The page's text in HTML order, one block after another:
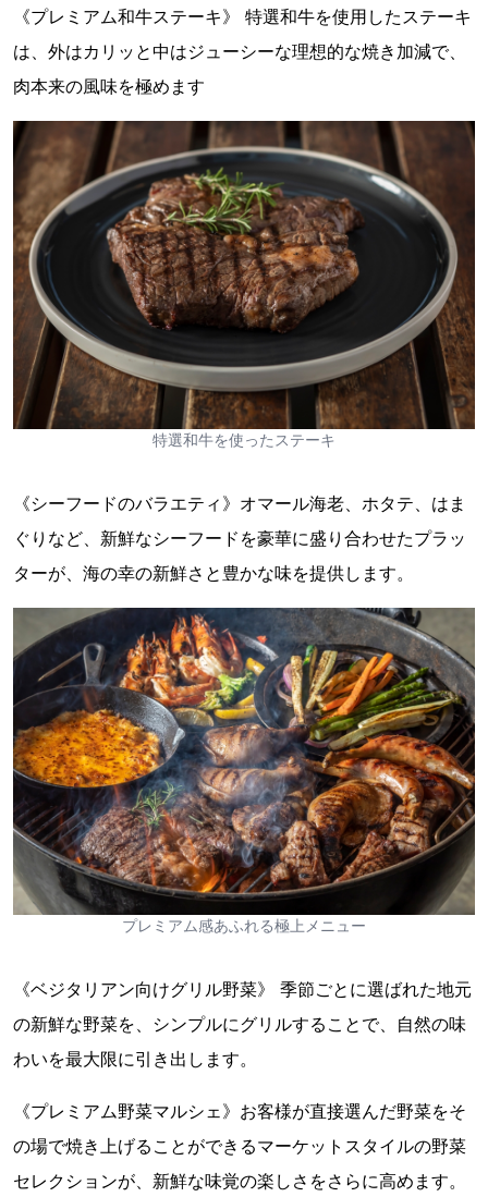
《プレミアム和牛ステーキ》 特選和牛を使用したステーキ
は、外はカリッと中はジューシーな理想的な焼き加減で、
肉本来の風味を極めます
特選和牛を使ったステーキ
《シーフードのバラエティ》オマール海老、ホタテ、はま
ぐりなど、新鮮なシーフードを豪華に盛り合わせたプラッ
ターが、海の幸の新鮮さと豊かな味を提供します。
プレミアム感あふれる極上メニュー
《ベジタリアン向けグリル野菜》 季節ごとに選ばれた地元
の新鮮な野菜を、シンプルにグリルすることで、自然の味
わいを最大限に引き出します。
《プレミアム野菜マルシェ》お客様が直接選んだ野菜をそ
の場で焼き上げることができるマーケットスタイルの野菜
セレクションが、新鮮な味覚の楽しさをさらに高めます。